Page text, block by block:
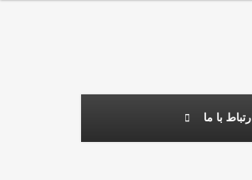
ارتباط با ما